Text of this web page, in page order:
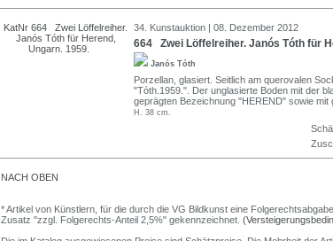
34. Kunstauktion | 08. Dezember 2012
664 Zwei Löffelreiher. Janós Tóth für
Janós Tóth
Porzellan, glasiert. Seitlich am querovalen
"Tóth.1959.". Der unglasierte Boden mit der
geprägten Bezeichnung "HEREND" sowie mit
H. 38 cm.
NACH OBEN
* Artikel von Künstlern, für die durch die VG Bildkunst eine
Zusatz "zzgl. Folgerechts-Anteil 2,5%" gekennzeichnet.